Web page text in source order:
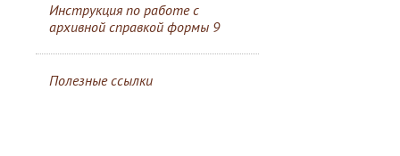
Инструкция по работе с
архивной справкой формы 9
Полезные ссылки